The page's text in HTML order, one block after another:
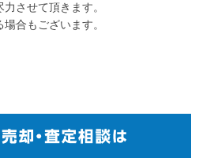
させて頂きます。
合もございます。